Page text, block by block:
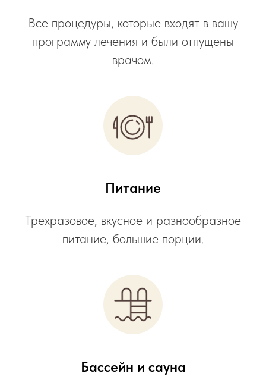
Все процедуры, которые входят в вашу
программу лечения и были отпущены
врачом.
Питание
Трехразовое, вкусное и разнообразное
питание, большие порции.
Бассейн и сауна